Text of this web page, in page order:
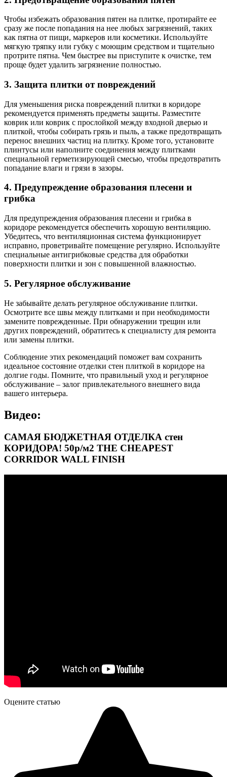
Чтобы избежать образования пятен на плитке, протирайте ее
сразу же после попадания на нее любых загрязнений, таких
как пятна от пищи, маркеров или косметики. Используйте
мягкую тряпку или губку с моющим средством и тщательно
протрите пятна. Чем быстрее вы приступите к очистке, тем
проще будет удалить загрязнение полностью.
3. Защита плитки от повреждений
Для уменьшения риска повреждений плитки в коридоре
рекомендуется применять предметы защиты. Разместите
коврик или коврик с прослойкой между входной дверью и
плиткой, чтобы собирать грязь и пыль, а также предотвращать
перенос внешних частиц на плитку. Кроме того, установите
плинтусы или наполните соединения между плитками
специальной герметизирующей смесью, чтобы предотвратить
попадание влаги и грязи в зазоры.
4. Предупреждение образования плесени и
грибка
Для предупреждения образования плесени и грибка в
коридоре рекомендуется обеспечить хорошую вентиляцию.
Убедитесь, что вентиляционная система функционирует
исправно, проветривайте помещение регулярно. Используйте
специальные антигрибковые средства для обработки
поверхности плитки и зон с повышенной влажностью.
5. Регулярное обслуживание
Не забывайте делать регулярное обслуживание плитки.
Осмотрите все швы между плитками и при необходимости
замените поврежденные. При обнаружении трещин или
других повреждений, обратитесь к специалисту для ремонта
или замены плитки.
Соблюдение этих рекомендаций поможет вам сохранить
идеальное состояние отделки стен плиткой в коридоре на
долгие годы. Помните, что правильный уход и регулярное
обслуживание – залог привлекательного внешнего вида
вашего интерьера.
Видео:
САМАЯ БЮДЖЕТНАЯ ОТДЕЛКА стен
КОРИДОРА! 50р/м2 THE CHEAPEST
CORRIDOR WALL FINISH
Оцените статью